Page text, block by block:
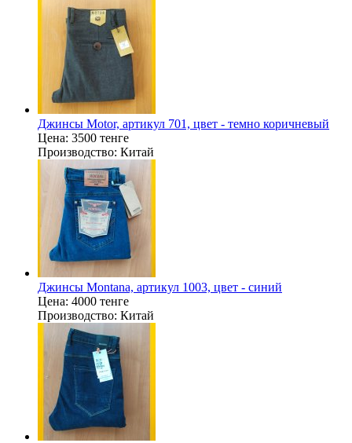
Джинсы Motor, артикул 701, цвет - темно коричневый
Цена: 3500 тенге
Производство: Китай
Джинсы Montana, артикул 1003, цвет - синий
Цена: 4000 тенге
Производство: Китай